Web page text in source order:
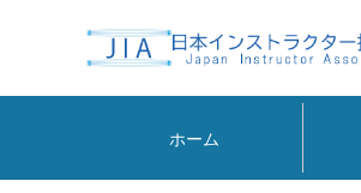
ホーム